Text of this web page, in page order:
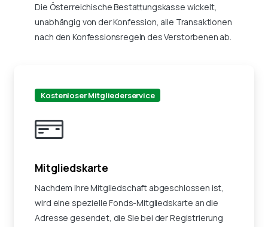
Die Österreichische Bestattungskasse wickelt,
unabhängig von der Konfession, alle Transaktionen
nach den Konfessionsregeln des Verstorbenen ab.
Kostenloser Mitgliederservice
Mitgliedskarte
Nachdem Ihre Mitgliedschaft abgeschlossen ist,
wird eine spezielle Fonds-Mitgliedskarte an die
Adresse gesendet, die Sie bei der Registrierung